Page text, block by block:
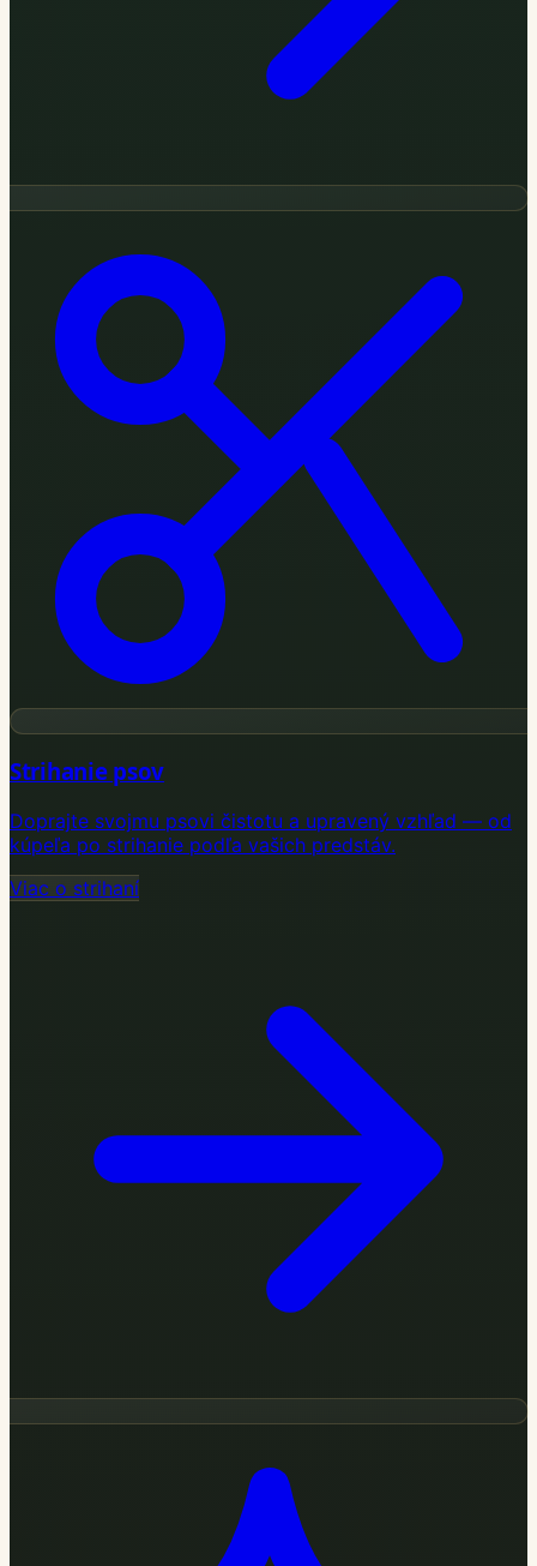
Strihanie psov
Doprajte svojmu psovi čistotu a upravený vzhľad — od
kúpeľa po strihanie podľa vašich predstáv.
Viac o strihaní